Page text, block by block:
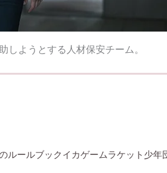
ようとする人材保安チーム。
ルールブックイカゲームラケット少